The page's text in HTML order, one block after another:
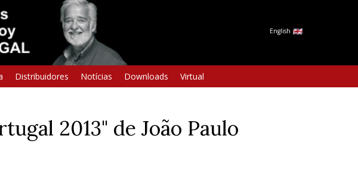
English
Distribuidores Notícias Downloads Virtual
2013" de João Paulo